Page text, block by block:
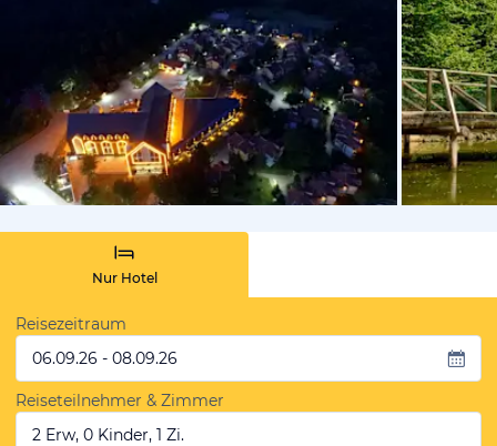
von
Nur Hotel
Reisezeitraum
06.09.26 - 08.09.26
Reiseteilnehmer & Zimmer
2 Erw, 0 Kinder, 1 Zi.